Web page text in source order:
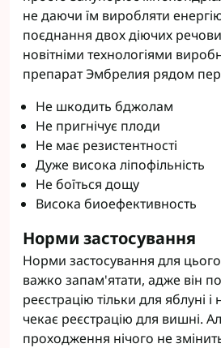
не даючи їм виробляти
поєднання двох діючих
новітніми технологіями
препарат Эмбрелия рядом
Не шкодить бджолам
Не пригнічує плоди
Не має резистентності
Дуже висока ліпофільність
Не боїться дощу
Висока биоефективность
Норми застосування
Норми застосування для
важко запам'ятати, адже він
реєстрацію тільки для яблуні
чекає реєстрацію для вишні.
проходження нічого не